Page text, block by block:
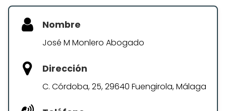
Nombre
José M Monlero Abogado
Dirección
C. Córdoba, 25, 29640 Fuengirola, Málaga